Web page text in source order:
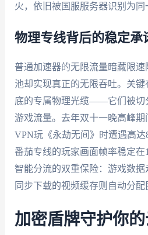
火，依旧被国服服务器识别为同
物理专线背后的稳定承
普通加速器的无限流量暗藏限
池却实现真正的无限吞吐。关
底的专属物理光缆——它们被切
游戏流量。去年双十一晚高峰
VPN玩《永劫无间》时遭遇高达
番茄专线的玩家画面帧率稳定在
智能分流的双重保险：游戏数
同步下载的视频缓存则自动分配
加密盾牌守护你